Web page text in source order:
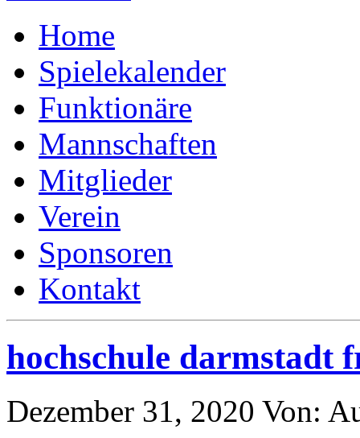
Home
Spielekalender
Funktionäre
Mannschaften
Mitglieder
Verein
Sponsoren
Kontakt
hochschule darmstadt
Dezember 31, 2020 Von: